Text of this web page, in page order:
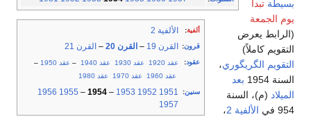
ألفية: الألفية 2
قرون: القرن 19 – القرن 20 – القرن 21
عقود: عقد 1920 عقد 1930 عقد 1940 – عقد 1950
–
عقد 1960
عقد 1970 عقد 1980
سنين:
1951
1952
1953
–
1954
–
1955
1956
1957
بسيطة تبدأ
يوم الجمعة
(الرابط يعرض
التقويم كاملاً)
التقويم الگريگوري،
السنة 1954
بعد
الميلاد (م)، السنة
954 في
الألفية 2
،